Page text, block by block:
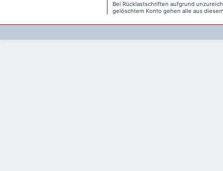
Bei Rücklastschriften aufgrund
gelöschtem Konto gehen alle aus